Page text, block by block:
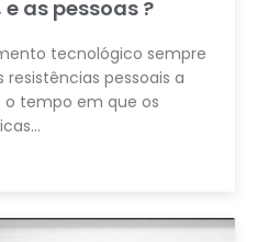
as pessoas ?
tecnológico sempre
pessoais a
o tempo em que os